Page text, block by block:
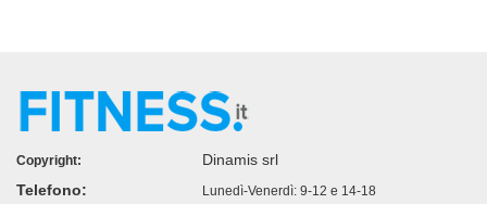
Copyright:
Dinamis srl
Telefono:
Lunedì-Venerdì: 9-12 e 14-18